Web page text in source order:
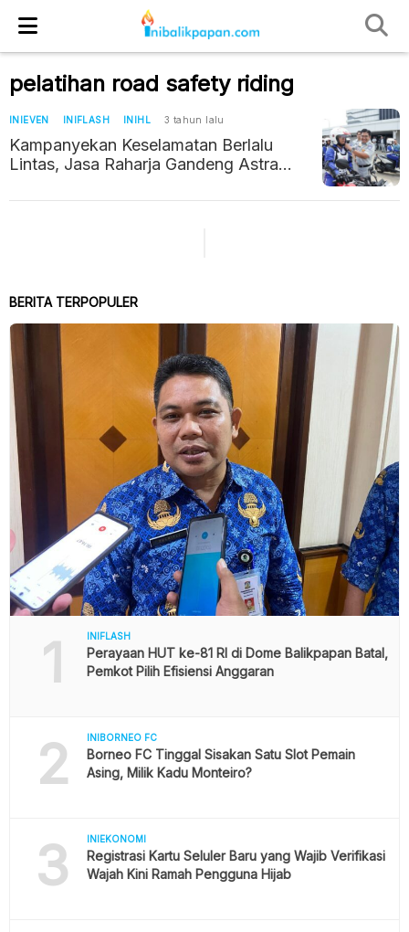
pelatihan road safety riding
INIEVEN INIFLASH INIHL 3 tahun lalu
Kampanyekan Keselamatan Berlalu
Lintas, Jasa Raharja Gandeng Astra
BERITA TERPOPULER
1 INIFLASH
Perayaan HUT ke-81 RI di Dome Balikpapan Batal,
Pemkot Pilih Efisiensi Anggaran
2 INIBORNEO FC
Borneo FC Tinggal Sisakan Satu Slot Pemain
Asing, Milik Kadu Monteiro?
3 INIEKONOMI
Registrasi Kartu Seluler Baru yang Wajib Verifikasi
Wajah Kini Ramah Pengguna Hijab